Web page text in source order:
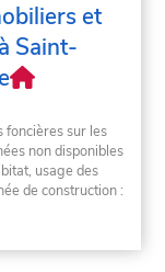
et
Saint-
foncières sur les
non disponibles
usage des
de construction :